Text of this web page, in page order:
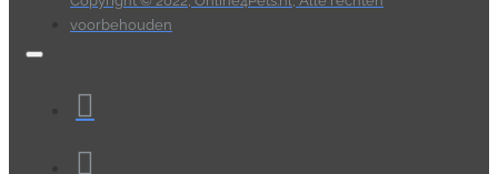
voorbehouden